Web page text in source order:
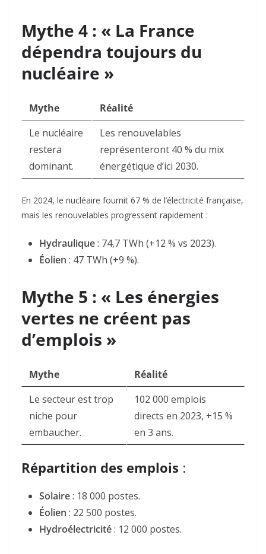
Mythe 4 : « La France
dépendra toujours du
nucléaire »
Mythe
Réalité
Le nucléaire
restera
dominant.
Les renouvelables
représenteront 40 % du mix
énergétique d’ici 2030.
En 2024, le nucléaire fournit 67 % de l’électricité française,
mais les renouvelables progressent rapidement :
Hydraulique: 74,7 TWh (+12 % vs 2023).
Éolien : 47 TWh (+9 %).
Mythe 5 : « Les énergies
vertes ne créent pas
d’emplois »
Mythe
Réalité
Le secteur est trop
niche pour
embaucher.
102 000 emplois
directs en 2023, +15 %
en 3 ans.
Répartition des emplois :
Solaire: 18 000 postes.
Éolien : 22 500 postes.
Hydroélectricité: 12 000 postes.